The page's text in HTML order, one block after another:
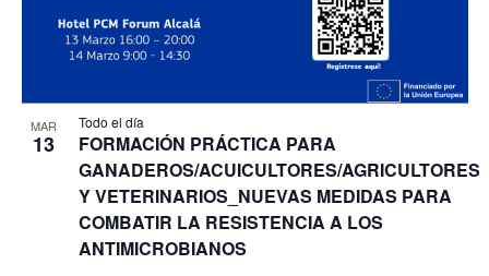
MAR
13
Todo el día
FORMACIÓN PRÁCTICA PARA
GANADEROS/ACUICULTORES/AGRICULTORES
Y VETERINARIOS_NUEVAS MEDIDAS PARA
COMBATIR LA RESISTENCIA A LOS
ANTIMICROBIANOS